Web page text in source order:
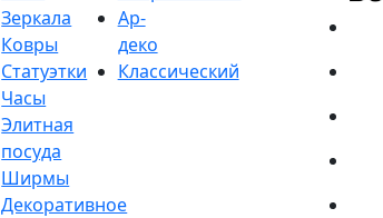
Зеркала
Ковры
Статуэтки
Часы
Элитная
посуда
Ширмы
Декоративное